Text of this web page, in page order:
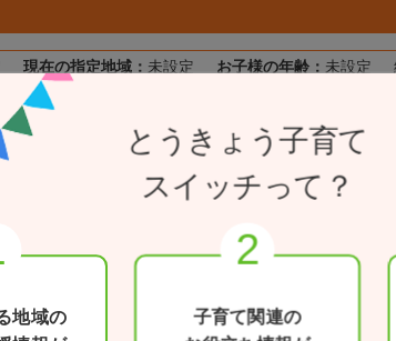
現在の指定地域： 未設定 お子様の年齢： 未設定
目的別で探す 一覧から探す
とうき
とうきょう子育て
スイッチって？
地域の 子育て関連の